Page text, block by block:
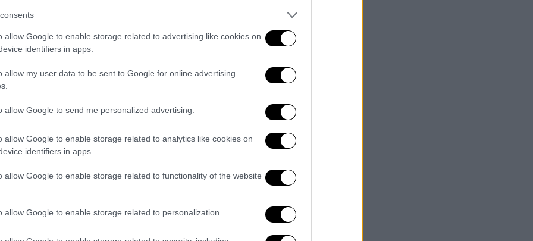
allow Google to enable storage related to advertising like cookies on
identifiers in apps.
allow my user data to be sent to Google for online advertising
allow Google to send me personalized advertising.
allow Google to enable storage related to analytics like cookies on
identifiers in apps.
allow Google to enable storage related to functionality of the website
allow Google to enable storage related to personalization.
καταθέτει, σήμερα, στη Βουλή
Αναθεώρηση. Έναν Οδικό Χάρτη που
σύστημα, αντιμετωπίζοντας
ανοίγοντας και τον δρόμο για τις
η πατρίδα μας, βαδίζοντας στον 21ο
τομές σε όλα τα πεδία: από την αλλαγή
την ανάδειξη της ηγεσίας της
δικαστών. Και από την προστασία της
την προστασία των πολιτών από την
τη σύνδεση της μονιμότητας στο
του.
στην κοινωνία, όπως η δυνατότητα